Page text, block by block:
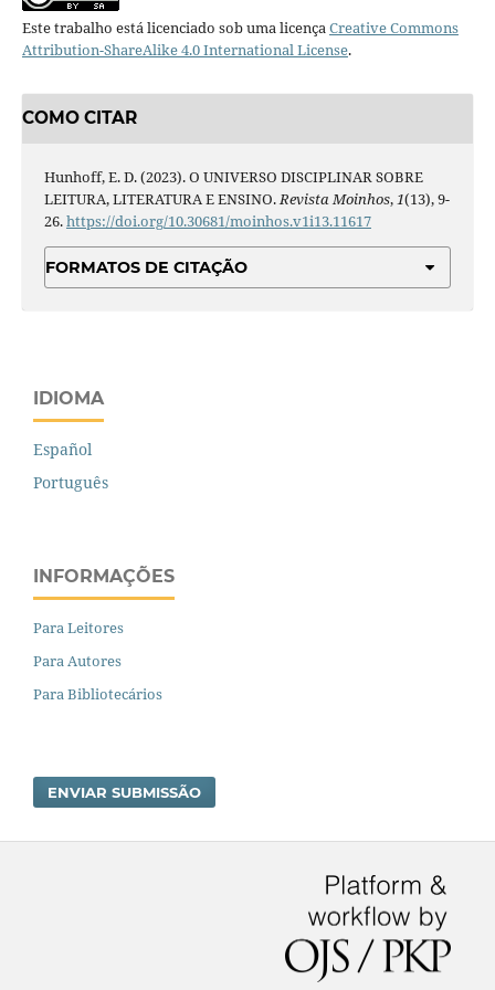
Este trabalho está licenciado sob uma licençaCreative Commons
Attribution-ShareAlike 4.0 International License.
COMO CITAR
Hunhoff, E. D. (2023). O UNIVERSO DISCIPLINAR SOBRE
LEITURA, LITERATURA E ENSINO.Revista Moinhos,1(13), 9-
26.https://doi.org/10.30681/moinhos.v1i13.11617
FORMATOS DE CITAÇÃO
IDIOMA
Español
Português
INFORMAÇÕES
Para Leitores
Para Autores
Para Bibliotecários
ENVIAR SUBMISSÃO